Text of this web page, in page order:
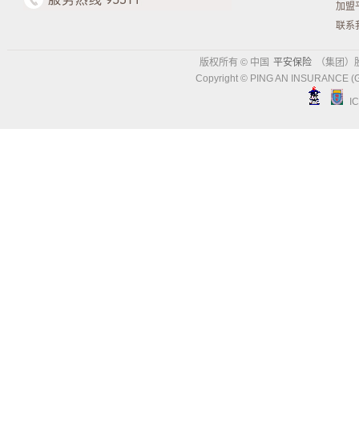
加盟
联系
版权所有 © 中国 平安保险
（集团
Copyright © PING AN INSURANCE